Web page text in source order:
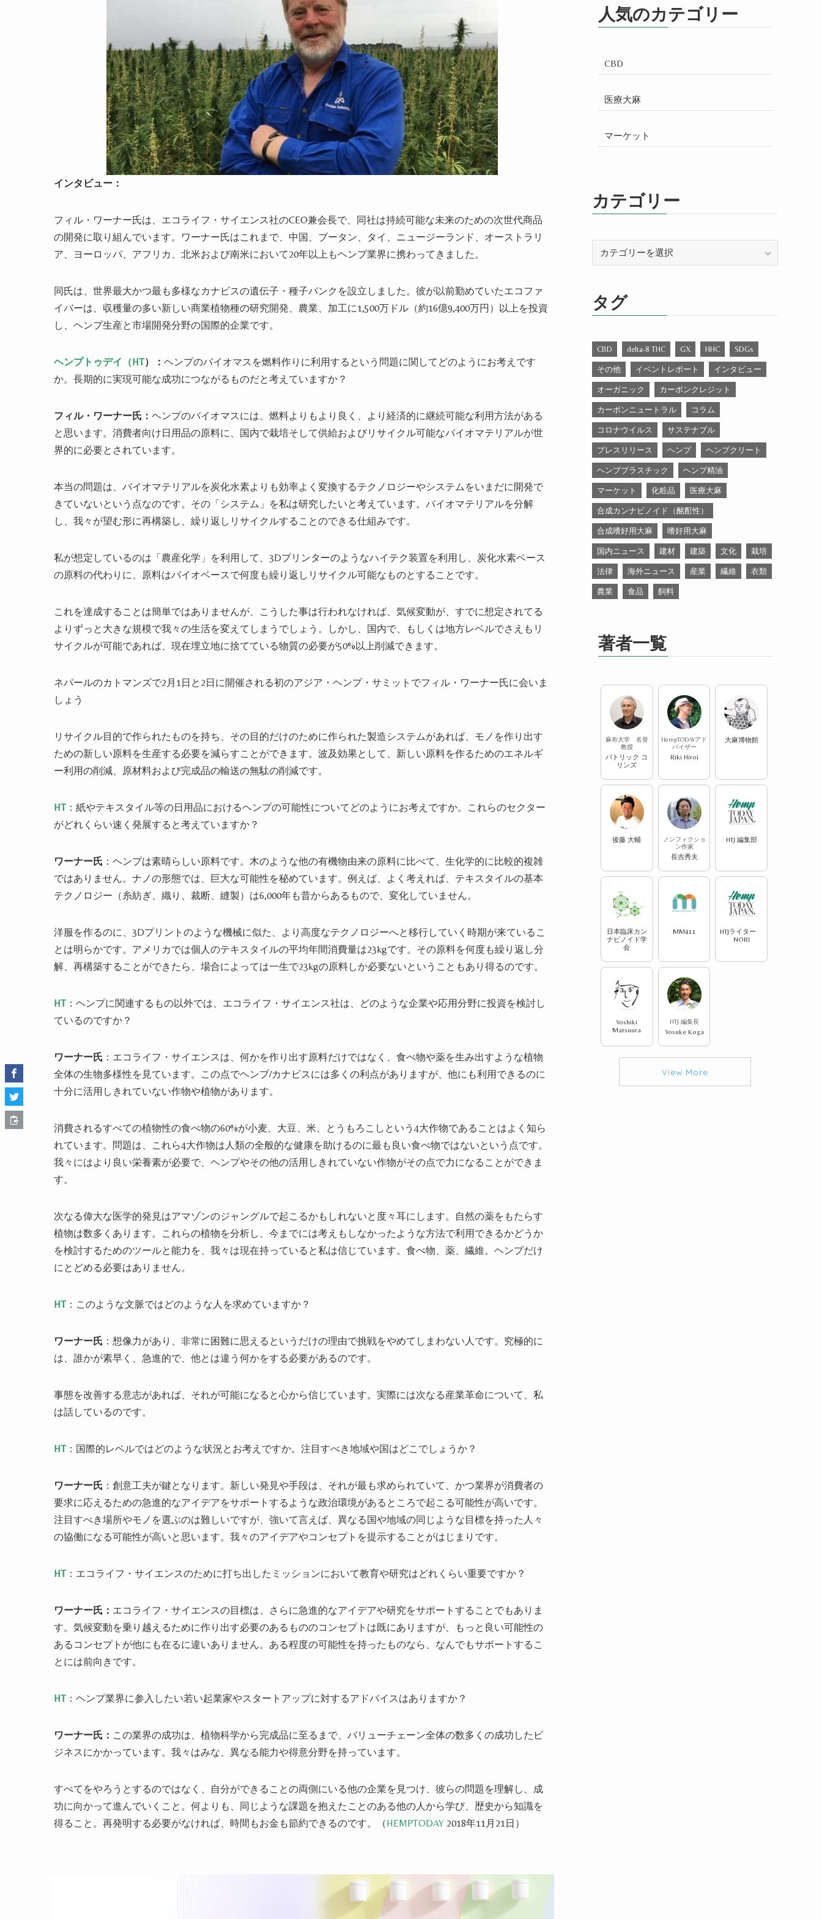
インタビュー：
フィル・ワーナー氏は、エコライフ・サイエンス社のCEO兼会長で、同社は持続可能な未来のための次世代商品
の開発に取り組んでいます。ワーナー氏はこれまで、中国、ブータン、タイ、ニュージーランド、オーストラリ
ア、ヨーロッパ、アフリカ、北米および南米において20年以上もヘンプ業界に携わってきました。
同氏は、世界最大かつ最も多様なカナビスの遺伝子・種子バンクを設立しました。彼が以前勤めていたエコファ
イバーは、収穫量の多い新しい商業植物種の研究開発、農業、加工に1,500万ドル（約16億9,400万円）以上を投資
し、ヘンプ生産と市場開発分野の国際的企業です。
ヘンプトゥデイ（HT）： ヘンプのバイオマスを燃料作りに利用するという問題に関してどのようにお考えです
か。長期的に実現可能な成功につながるものだと考えていますか？
フィル・ワーナー氏： ヘンプのバイオマスには、燃料よりもより良く、より経済的に継続可能な利用方法がある
と思います。消費者向け日用品の原料に、国内で栽培そして供給およびリサイクル可能なバイオマテリアルが世
界的に必要とされています。
本当の問題は、バイオマテリアルを炭化水素よりも効率よく変換するテクノロジーやシステムをいまだに開発で
きていないという点なのです。その「システム」を私は研究したいと考えています。バイオマテリアルを分解
し、我々が望む形に再構築し、繰り返しリサイクルすることのできる仕組みです。
私が想定しているのは「農産化学」を利用して、3Dプリンターのようなハイテク装置を利用し、炭化水素ベース
の原料の代わりに、原料はバイオベースで何度も繰り返しリサイクル可能なものとすることです。
これを達成することは簡単ではありませんが、こうした事は行われなければ、気候変動が、すでに想定されてる
よりずっと大きな規模で我々の生活を変えてしまうでしょう。しかし、国内で、もしくは地方レベルでさえもリ
サイクルが可能であれば、現在埋立地に捨てている物質の必要が50%以上削減できます。
ネパールのカトマンズで2月1日と2日に開催される初のアジア・ヘンプ・サミットでフィル・ワーナー氏に会いま
しょう
リサイクル目的で作られたものを持ち、その目的だけのために作られた製造システムがあれば、モノを作り出す
ための新しい原料を生産する必要を減らすことができます。波及効果として、新しい原料を作るためのエネルギ
ー利用の削減、原材料および完成品の輸送の無駄の削減です。
HT ：紙やテキスタイル等の日用品におけるヘンプの可能性についてどのようにお考えですか。これらのセクター
がどれくらい速く発展すると考えていますか？
ワーナー氏 ：ヘンプは素晴らしい原料です。木のような他の有機物由来の原料に比べて、生化学的に比較的複雑
ではありません。ナノの形態では、巨大な可能性を秘めています。例えば、よく考えれば、テキスタイルの基本
テクノロジー（糸紡ぎ、織り、裁断、縫製）は6,000年も昔からあるもので、変化していません。
洋服を作るのに、3Dプリントのような機械に似た、より高度なテクノロジーへと移行していく時期が来ているこ
とは明らかです。アメリカでは個人のテキスタイルの平均年間消費量は23kgです。その原料を何度も繰り返し分
解、再構築することができたら、場合によっては一生で23kgの原料しか必要ないということもあり得るのです。
HT ：ヘンプに関連するもの以外では、エコライフ・サイエンス社は、どのような企業や応用分野に投資を検討し
ているのですか？
ワーナー氏 ：エコライフ・サイエンスは、何かを作り出す原料だけではなく、食べ物や薬を生み出すような植物
全体の生物多様性を見ています。この点でヘンプ/カナビスには多くの利点がありますが、他にも利用できるのに
十分に活用しきれていない作物や植物があります。
消費されるすべての植物性の食べ物の60%が小麦、大豆、米、とうもろこしという4大作物であることはよく知ら
れています。問題は、これら4大作物は人類の全般的な健康を助けるのに最も良い食べ物ではないという点です。
我々にはより良い栄養素が必要で、ヘンプやその他の活用しきれていない作物がその点で力になることができま
す。
次なる偉大な医学的発見はアマゾンのジャングルで起こるかもしれないと度々耳にします。自然の薬をもたらす
植物は数多くあります。これらの植物を分析し、今までには考えもしなかったような方法で利用できるかどうか
を検討するためのツールと能力を、我々は現在持っていると私は信じています。食べ物、薬、繊維。ヘンプだけ
にとどめる必要はありません。
HT ：このような文脈ではどのような人を求めていますか？
ワーナー氏 ：想像力があり、非常に困難に思えるというだけの理由で挑戦をやめてしまわない人です。究極的に
は、誰かが素早く、急進的で、他とは違う何かをする必要があるのです。
事態を改善する意志があれば、それが可能になると心から信じています。実際には次なる産業革命について、私
は話しているのです。
HT ：国際的レベルではどのような状況とお考えですか。注目すべき地域や国はどこでしょうか？
ワーナー氏 ：創意工夫が鍵となります。新しい発見や手段は、それが最も求められていて、かつ業界が消費者の
要求に応えるための急進的なアイデアをサポートするような政治環境があるところで起こる可能性が高いです。
注目すべき場所やモノを選ぶのは難しいですが、強いて言えば、異なる国や地域の同じような目標を持った人々
の協働になる可能性が高いと思います。我々のアイデアやコンセプトを提示することがはじまりです。
HT ：エコライフ・サイエンスのために打ち出したミッションにおいて教育や研究はどれくらい重要ですか？
ワーナー氏： エコライフ・サイエンスの目標は、さらに急進的なアイデアや研究をサポートすることでもありま
す。気候変動を乗り越えるために作り出す必要のあるもののコンセプトは既にありますが、もっと良い可能性の
あるコンセプトが他にも在るに違いありません。ある程度の可能性を持ったものなら、なんでもサポートするこ
とには前向きです。
HT ：ヘンプ業界に参入したい若い起業家やスタートアップに対するアドバイスはありますか？
ワーナー氏： この業界の成功は、植物科学から完成品に至るまで、バリューチェーン全体の数多くの成功したビ
ジネスにかかっています。我々はみな、異なる能力や得意分野を持っています。
すべてをやろうとするのではなく、自分ができることの両側にいる他の企業を見つけ、彼らの問題を理解し、成
功に向かって進んでいくこと。何よりも、同じような課題を抱えたことのある他の人から学び、歴史から知識を
得ること。再発明する必要がなければ、時間もお金も節約できるのです。（HEMPTODAY 2018年11月21日）
人気のカテゴリー
CBD
医療大麻
マーケット
カテゴリー
ー
タグ
CBD delta-8 THC GX HHC SDGs
その他 イベントレポート インタビュー
オーガニック カーボンクレジット
カーボンニュートラル コラム
コロナウイルス サステナブル
プレスリリース ヘンプ ヘンプクリート
ヘンププラスチック ヘンプ精油
マーケット 化粧品 医療大麻
合成カンナビノイド（酩酊性）
合成嗜好用大麻 嗜好用大麻
国内ニュース 建材 建築 文化 栽培
法律 海外ニュース 産業 繊維 衣類
農業 食品 飼料
著者一覧
麻布大学 名誉
教授
パトリック コ
リンズ
HempTODAYアド
バイザー
Riki Hiroi
大麻博物館
後藤 大輔
ノンフィクショ
ン作家
長吉秀夫
HTJ 編集部
日本臨床カン
ナビノイド学
会
MM411
HTJライター
NORI
Yoshiki
Matsuura
HTJ 編集長
Yosuke Koga
View More